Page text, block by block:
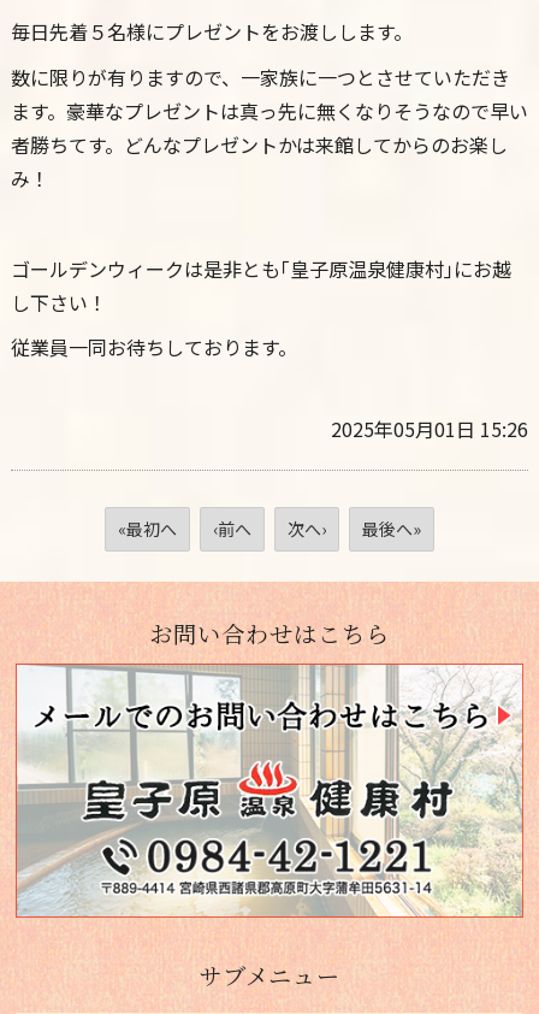
毎日先着５名様にプレゼントをお渡しします。
数に限りが有りますので、一家族に一つとさせていただき
ます。豪華なプレゼントは真っ先に無くなりそうなので早い
者勝ちてす。どんなプレゼントかは来館してからのお楽し
み！
ゴールデンウィークは是非とも｢皇子原温泉健康村｣にお越
し下さい！
従業員一同お待ちしております。
2025年05月01日 15:26
«最初へ ‹前へ 次へ› 最後へ»
お問い合わせはこちら
サブメニュー